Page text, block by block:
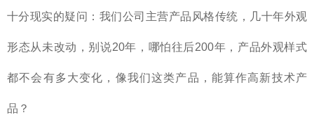
十分现实的疑问：我们公司主营产品风格传统，几十年外观
形态从未改动，别说20年，哪怕往后200年，产品外观样式
都不会有多大变化，像我们这类产品，能算作高新技术产
品？